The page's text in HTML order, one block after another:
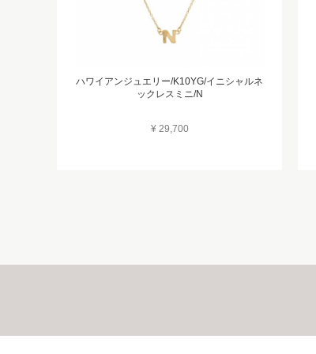
ハワイアンジュエリー/K10YG/イニシャルネ
ックレスミニ/N
¥ 29,700